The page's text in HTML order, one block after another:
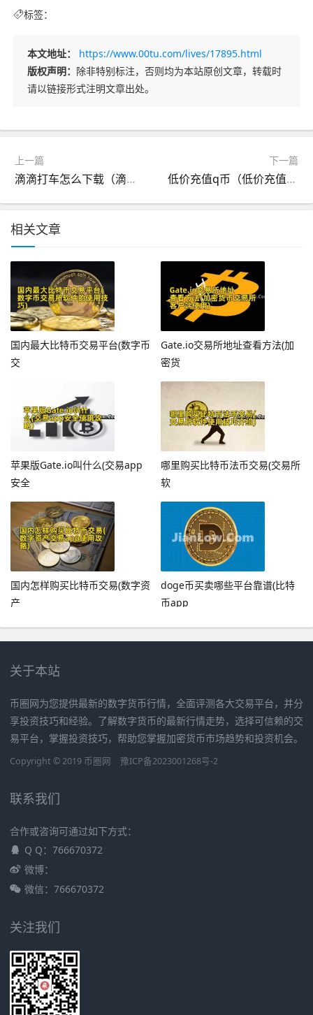
标签：
本文地址：
https://www.00tu.com/lives/17895.html
版权声明： 除非特别标注，否则均为本站原创文章，转载时
请以链接形式注明文章出处。
上一篇
滴滴打车怎么下载（滴滴打车免费下载）
下一篇
低价充值q币（低价充值q币什么原理）
相关文章
国内最大比特币交易平台(数字币
交
Gate.io交易所地址查看方法(加
密货
苹果版Gate.io叫什么(交易app
安全
哪里购买比特币法币交易(交易所
软
国内怎样购买比特币交易(数字资
产
doge币买卖哪些平台靠谱(比特
币app
关于本站
币圈网为您提供最新的数字货币行情，全面评测各大交易平台，并分
享投资技巧和经验。了解数字货币的最新行情走势，选择可信赖的交
易平台，掌握投资技巧，帮助您掌握加密货币市场趋势和投资机会。
Copyright © 2019 币圈网 豫ICP备2023001268号-2
联系我们
合作或咨询可通过如下方式：
Q Q：766670372
微博：
微信：766670372
关注我们